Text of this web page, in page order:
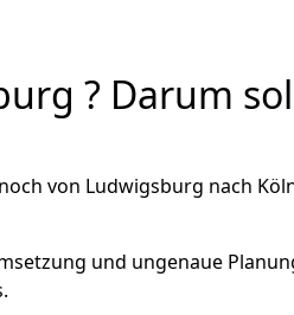
? Darum
von Ludwigsburg nach
und ungenaue